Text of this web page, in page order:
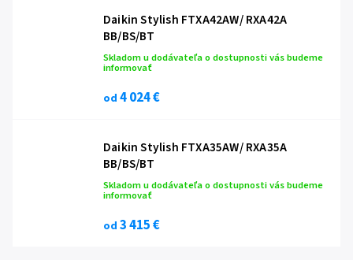
Daikin Stylish FTXA42AW/ RXA42A
BB/BS/BT
Skladom u dodávateľa o dostupnosti vás budeme
informovať
od 4 024 €
Daikin Stylish FTXA35AW/ RXA35A
BB/BS/BT
Skladom u dodávateľa o dostupnosti vás budeme
informovať
od 3 415 €